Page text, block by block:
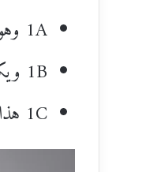
1A وهو شعر مفرود لكنه خفيف جدا.
1B ويكون شعر المرأة مفرود ومتوسط الكثافة.
1C هذا النوع يكون مفرود وكثيف.